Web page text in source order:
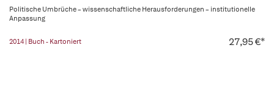
Politische Umbrüche – wissenschaftliche Herausforderungen – institutionelle
Anpassung
2014 | Buch - Kartoniert 27,95 €*